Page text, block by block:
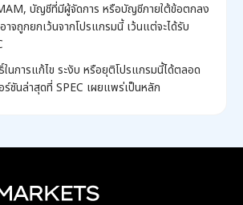
บัญชีที่มีผู้จัดการ หรือบัญชีภายใต้ข้อตกลง
าจถูกยกเว้นจากโปรแกรมนี้ เว้นแต่จะได้รับ
นการแก้ไข ระงับ หรือยุติโปรแกรมนี้ได้ตลอด
อร์ชันล่าสุดที่ SPEC เผยแพร่เป็นหลัก